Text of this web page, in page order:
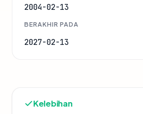
2004-02-13
BERAKHIR PADA
2027-02-13
Kelebihan